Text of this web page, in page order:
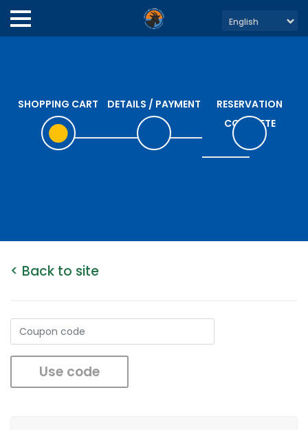
SHOPPING CART DETAILS / PAYMENT
RESERVATION
COMPLETE
< Back to site